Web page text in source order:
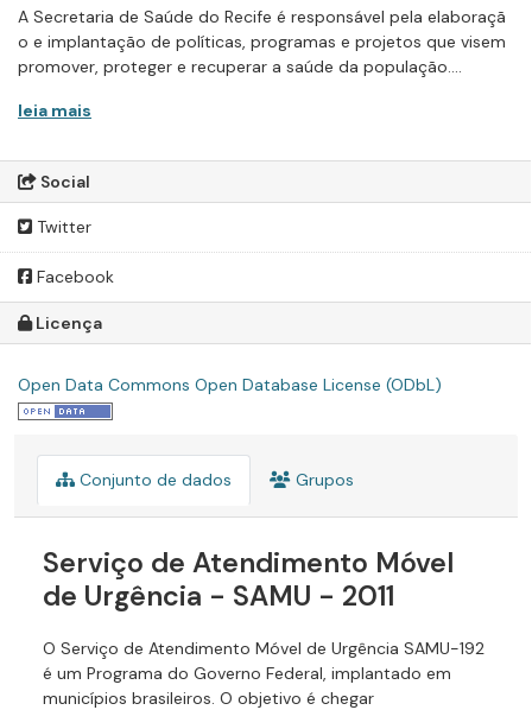
A Secretaria de Saúde do Recife é responsável pela elaboraçã
o e implantação de políticas, programas e projetos que visem
promover, proteger e recuperar a saúde da população....
leia mais
Social
Twitter
Facebook
Licença
Open Data Commons Open Database License (ODbL)
Conjunto de dados Grupos
Serviço de Atendimento Móvel
de Urgência - SAMU - 2011
O Serviço de Atendimento Móvel de Urgência SAMU-192
é um Programa do Governo Federal, implantado em
municípios brasileiros. O objetivo é chegar